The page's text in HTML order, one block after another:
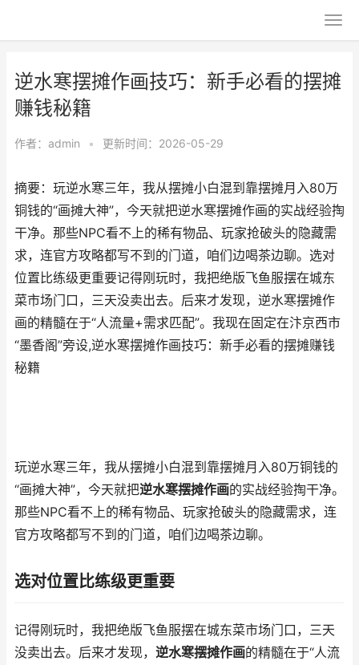
逆水寒摆摊作画技巧：新手必看的摆摊
赚钱秘籍
作者： admin • 更新时间：2026-05-29
摘要：玩逆水寒三年，我从摆摊小白混到靠摆摊月入80万
铜钱的“画摊大神”，今天就把逆水寒摆摊作画的实战经验掏
干净。那些NPC看不上的稀有物品、玩家抢破头的隐藏需
求，连官方攻略都写不到的门道，咱们边喝茶边聊。选对
位置比练级更重要记得刚玩时，我把绝版飞鱼服摆在城东
菜市场门口，三天没卖出去。后来才发现，逆水寒摆摊作
画的精髓在于“人流量+需求匹配”。我现在固定在汴京西市
“墨香阁”旁设,逆水寒摆摊作画技巧：新手必看的摆摊赚钱
秘籍
玩逆水寒三年，我从摆摊小白混到靠摆摊月入80万铜钱的
“画摊大神”，今天就把逆水寒摆摊作画的实战经验掏干净。
那些NPC看不上的稀有物品、玩家抢破头的隐藏需求，连
官方攻略都写不到的门道，咱们边喝茶边聊。
选对位置比练级更重要
记得刚玩时，我把绝版飞鱼服摆在城东菜市场门口，三天
没卖出去。后来才发现， 逆水寒摆摊作画的精髓在于“人流